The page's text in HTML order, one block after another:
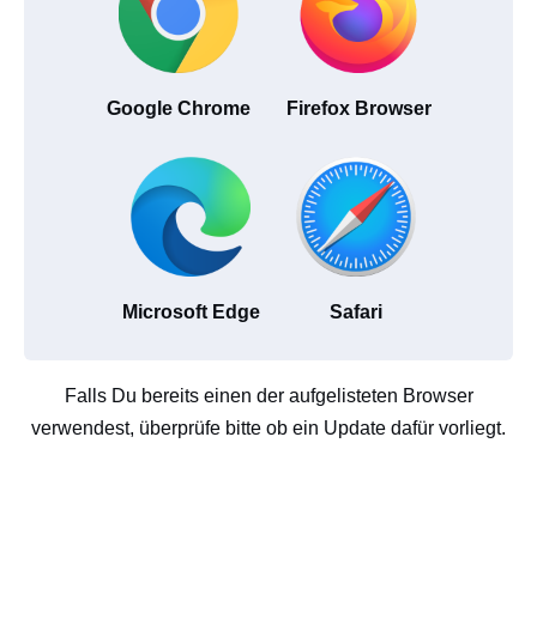
Google Chrome Firefox Browser
Microsoft Edge Safari
Falls Du bereits einen der aufgelisteten Browser
verwendest, überprüfe bitte ob ein Update dafür vorliegt.